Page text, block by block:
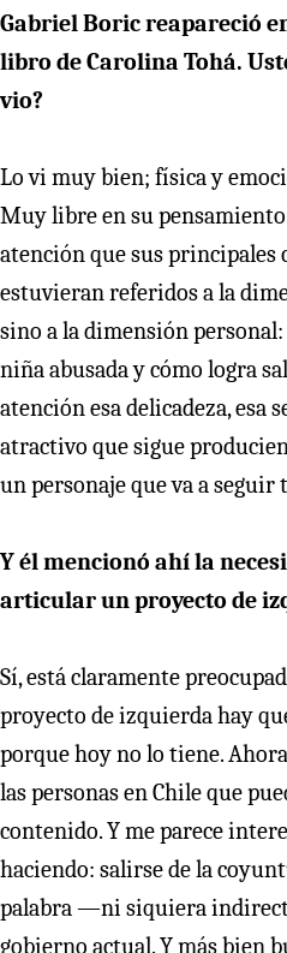
Gabriel Boric reapareció
libro de Carolina Tohá.
vio?
Lo vi muy bien; física y
Muy libre en su
atención que sus principales
estuvieran referidos a la
sino a la dimensión
niña abusada y cómo logra
atención esa delicadeza, esa
atractivo que sigue
un personaje que va a
Y él mencionó ahí la
articular un proyecto de
Sí, está claramente
proyecto de izquierda hay
porque hoy no lo tiene.
las personas en Chile que
contenido. Y me parece
haciendo: salirse de la
palabra —ni siquiera
gobierno actual. Y más bien